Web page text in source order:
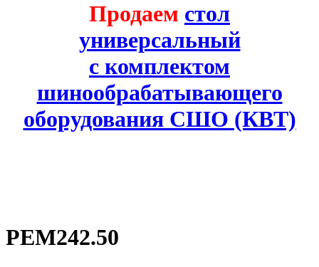
Продаем стол
универсальный
с комплектом
шинообрабатывающего
оборудования СШО (КВТ)
PEM242.50